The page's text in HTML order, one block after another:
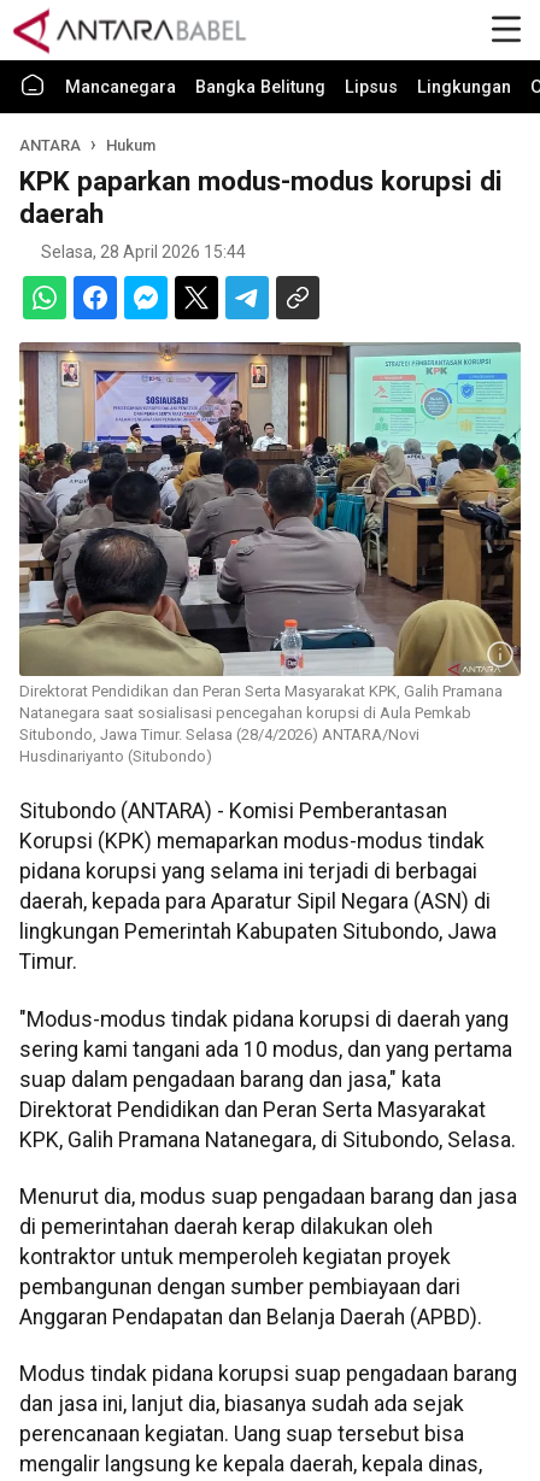
Mancanegara Bangka Belitung Lipsus Lingkungan
ANTARA Hukum
KPK paparkan modus-modus korupsi di
daerah
Selasa, 28 April 2026 15:44
Direktorat Pendidikan dan Peran Serta Masyarakat KPK, Galih Pramana
Natanegara saat sosialisasi pencegahan korupsi di Aula Pemkab
Situbondo, Jawa Timur. Selasa (28/4/2026) ANTARA/Novi
Husdinariyanto (Situbondo)
Situbondo (ANTARA) - Komisi Pemberantasan
Korupsi (KPK) memaparkan modus-modus tindak
pidana korupsi yang selama ini terjadi di berbagai
daerah, kepada para Aparatur Sipil Negara (ASN) di
lingkungan Pemerintah Kabupaten Situbondo, Jawa
Timur.
"Modus-modus tindak pidana korupsi di daerah yang
sering kami tangani ada 10 modus, dan yang pertama
suap dalam pengadaan barang dan jasa," kata
Direktorat Pendidikan dan Peran Serta Masyarakat
KPK, Galih Pramana Natanegara, di Situbondo, Selasa.
Menurut dia, modus suap pengadaan barang dan jasa
di pemerintahan daerah kerap dilakukan oleh
kontraktor untuk memperoleh kegiatan proyek
pembangunan dengan sumber pembiayaan dari
Anggaran Pendapatan dan Belanja Daerah (APBD).
Modus tindak pidana korupsi suap pengadaan barang
dan jasa ini, lanjut dia, biasanya sudah ada sejak
perencanaan kegiatan. Uang suap tersebut bisa
mengalir langsung ke kepala daerah, kepala dinas,